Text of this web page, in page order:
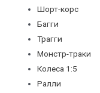
Шорт-корс
Багги
Трагги
Монстр-траки
Колеса 1:5
Ралли